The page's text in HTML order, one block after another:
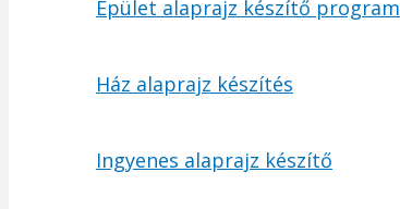
Épület alaprajz készítő program
Ház alaprajz készítés
Ingyenes alaprajz készítő